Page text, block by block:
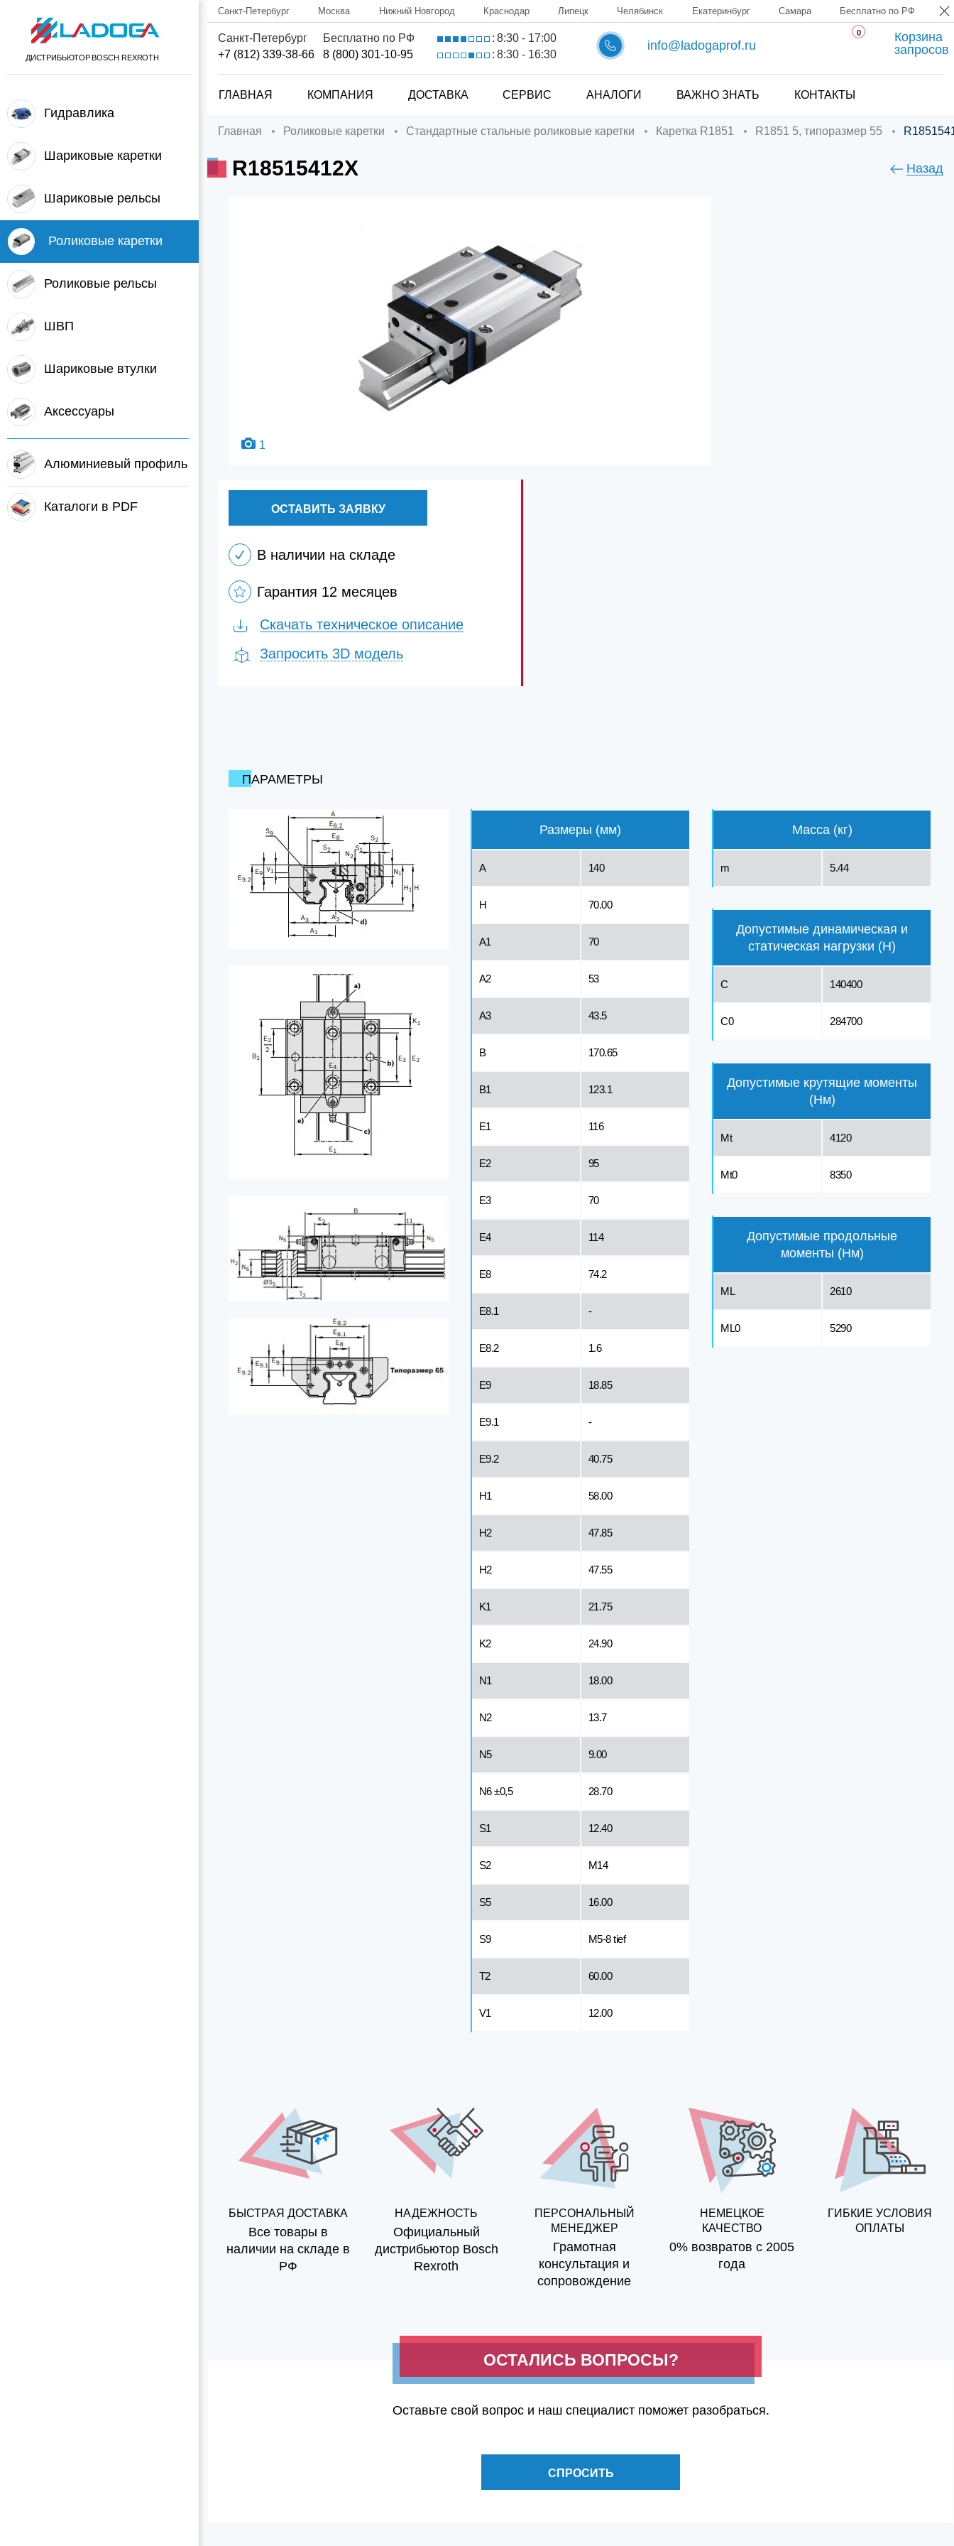
ДИСТРИБЬЮТОР BOSCH REXROTH
Гидравлика
Шариковые каретки
Шариковые рельсы
Роликовые каретки
Роликовые рельсы
ШВП
Шариковые втулки
Аксессуары
Алюминиевый профиль
Каталоги в PDF
Санкт-Петербург Москва Нижний Новгород Краснодар Липецк Челябинск Екатеринбург Самара Бесплатно по РФ
Санкт-Петербург
+7 (812) 339-38-66
Бесплатно по РФ
8 (800) 301-10-95
: 8:30 - 17:00
: 8:30 - 16:30
info@ladogaprof.ru
0
Корзина
запросов
ГЛАВНАЯ КОМПАНИЯ ДОСТАВКА СЕРВИС АНАЛОГИ ВАЖНО ЗНАТЬ КОНТАКТЫ
Главная Роликовые каретки Стандартные стальные роликовые каретки Каретка R1851 R1851 5, типоразмер 55
R18515412X Назад
1
ОСТАВИТЬ ЗАЯВКУ
В наличии на складе
Гарантия 12 месяцев
Скачать техническое описание
Запросить 3D модель
ПАРАМЕТРЫ
Размеры (мм)
A 140
H 70.00
A1 70
A2 53
A3 43.5
B 170.65
B1 123.1
E1 116
E2 95
E3 70
Е4 114
E8 74.2
Е8.1 -
E8.2 1.6
Е9 18.85
E9.1 -
E9.2 40.75
H1 58.00
H2 47.85
H2 47.55
K1 21.75
K2 24.90
N1 18.00
N2 13.7
N5 9.00
N6 ±0,5 28.70
S1 12.40
S2 M14
S5 16.00
S9 M5-8 tief
T2 60.00
V1 12.00
Масса (кг)
m 5.44
Допустимые динамическая и
статическая нагрузки (Н)
C 140400
C0 284700
Допустимые крутящие моменты
(Нм)
Mt 4120
Mt0 8350
Допустимые продольные
моменты (Нм)
ML 2610
ML0 5290
БЫСТРАЯ ДОСТАВКА
Все товары в
наличии на складе в
РФ
НАДЕЖНОСТЬ
Официальный
дистрибьютор Bosch
Rexroth
ПЕРСОНАЛЬНЫЙ
МЕНЕДЖЕР
Грамотная
консультация и
сопровождение
НЕМЕЦКОЕ
КАЧЕСТВО
0% возвратов с 2005
года
ГИБКИЕ УСЛОВИЯ
ОПЛАТЫ
ОСТАЛИСЬ ВОПРОСЫ?
Оставьте свой вопрос и наш специалист поможет разобраться.
СПРОСИТЬ